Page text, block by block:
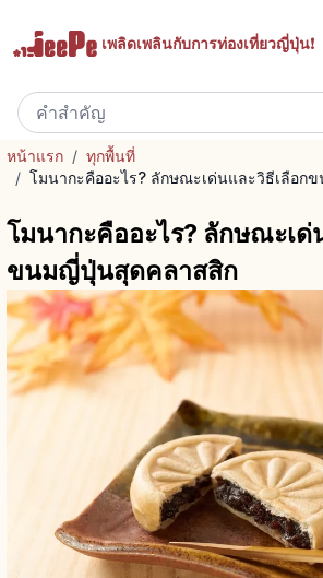
เพลิดเพลินกับการท่องเที่ยวญี่ปุ่น!
หน้าแรก / ทุกพื้นที่
/ โมนากะคืออะไร? ลักษณะเด่นและวิธีเลือ
โมนากะคืออะไร? ลักษณะเด่
ขนมญี่ปุ่นสุดคลาสสิก